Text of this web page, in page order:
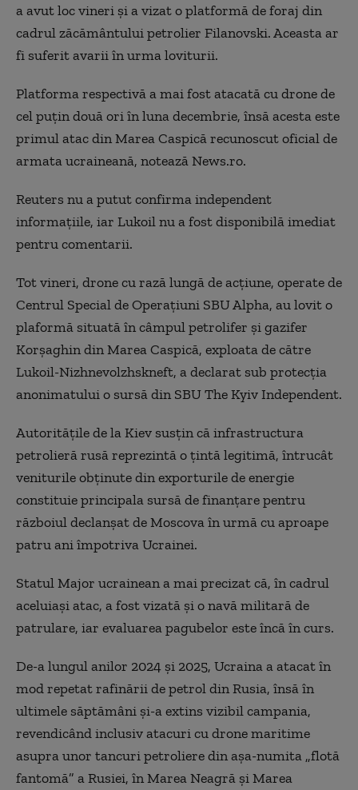
a avut loc vineri şi a vizat o platformă de foraj din
cadrul zăcământului petrolier Filanovski. Aceasta ar
fi suferit avarii în urma loviturii.
Platforma respectivă a mai fost atacată cu drone de
cel puţin două ori în luna decembrie, însă acesta este
primul atac din Marea Caspică recunoscut oficial de
armata ucraineană, notează News.ro.
Reuters nu a putut confirma independent
informaţiile, iar Lukoil nu a fost disponibilă imediat
pentru comentarii.
Tot vineri, drone cu rază lungă de acţiune, operate de
Centrul Special de Operaţiuni SBU Alpha, au lovit o
plaformă situată în câmpul petrolifer şi gazifer
Korşaghin din Marea Caspică, exploata de către
Lukoil-Nizhnevolzhskneft, a declarat sub protecţia
anonimatului o sursă din SBU The Kyiv Independent.
Autorităţile de la Kiev susţin că infrastructura
petrolieră rusă reprezintă o ţintă legitimă, întrucât
veniturile obţinute din exporturile de energie
constituie principala sursă de finanţare pentru
războiul declanşat de Moscova în urmă cu aproape
patru ani împotriva Ucrainei.
Statul Major ucrainean a mai precizat că, în cadrul
aceluiaşi atac, a fost vizată şi o navă militară de
patrulare, iar evaluarea pagubelor este încă în curs.
De-a lungul anilor 2024 şi 2025, Ucraina a atacat în
mod repetat rafinării de petrol din Rusia, însă în
ultimele săptămâni şi-a extins vizibil campania,
revendicând inclusiv atacuri cu drone maritime
asupra unor tancuri petroliere din aşa-numita „flotă
fantomă” a Rusiei, în Marea Neagră şi Marea